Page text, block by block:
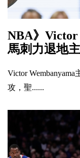
NBA》
馬刺力退地
Victor
攻，聖......